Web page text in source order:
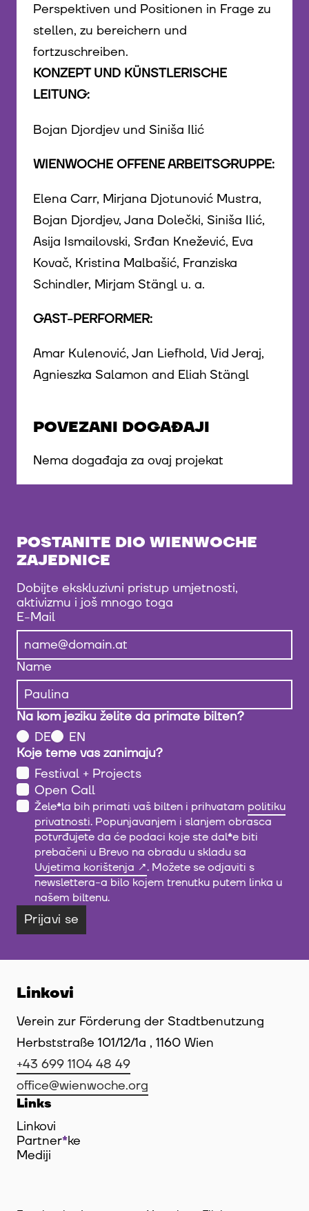
Perspektiven und Positionen in Frage zu
stellen, zu bereichern und
fortzuschreiben.
KONZEPT UND KÜNSTLERISCHE
LEITUNG:
Bojan Djordjev und Siniša Ilić
WIENWOCHE OFFENE ARBEITSGRUPPE:
Elena Carr, Mirjana Djotunović Mustra,
Bojan Djordjev, Jana Dolečki, Siniša Ilić,
Asija Ismailovski, Srđan Knežević, Eva
Kovač, Kristina Malbašić, Franziska
Schindler, Mirjam Stängl u. a.
GAST-PERFORMER:
Amar Kulenović, Jan Liefhold, Vid Jeraj,
Agnieszka Salamon and Eliah Stängl
POVEZANI DOGAĐAJI
Nema događaja za ovaj projekat
POSTANITE DIO WIENWOCHE
ZAJEDNICE
Dobijte ekskluzivni pristup umjetnosti,
aktivizmu i još mnogo toga
E-Mail
Name
Na kom jeziku želite da primate bilten?
DE
EN
Koje teme vas zanimaju?
Festival + Projects
Open Call
Žele*la bih primati vaš bilten i prihvatam politiku
privatnosti. Popunjavanjem i slanjem obrasca
potvrđujete da će podaci koje ste dal*e biti
prebačeni u Brevo na obradu u skladu sa
Uvjetima korištenja
. Možete se odjaviti s
newslettera-a bilo kojem trenutku putem linka u
našem biltenu.
Prijavi se
Linkovi
Verein zur Förderung der Stadtbenutzung
Herbststraße 101/12/1a , 1160 Wien
+43 699 1104 48 49
office@wienwoche.org
Links
Linkovi
Partner*ke
Mediji